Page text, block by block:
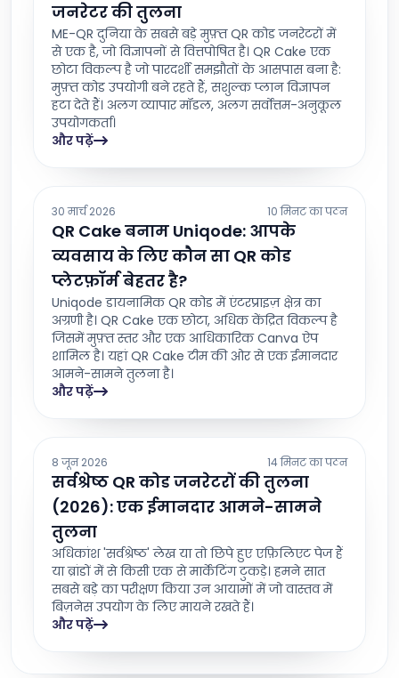
जनरेटर की तुलना
ME-QR दुनिया के सबसे बड़े मुफ़्त QR कोड जनरेटरों में
से एक है, जो विज्ञापनों से वित्तपोषित है। QR Cake एक
छोटा विकल्प है जो पारदर्शी समझौतों के आसपास बना है:
मुफ़्त कोड उपयोगी बने रहते हैं, सशुल्क प्लान विज्ञापन
हटा देते हैं। अलग व्यापार मॉडल, अलग सर्वोत्तम-अनुकूल
उपयोगकर्ता।
और पढ़ें
30 मार्च 2026 10 मिनट का पठन
QR Cake बनाम Uniqode: आपके
व्यवसाय के लिए कौन सा QR कोड
प्लेटफ़ॉर्म बेहतर है?
Uniqode डायनामिक QR कोड में एंटरप्राइज़ क्षेत्र का
अग्रणी है। QR Cake एक छोटा, अधिक केंद्रित विकल्प है
जिसमें मुफ़्त स्तर और एक आधिकारिक Canva ऐप
शामिल है। यहां QR Cake टीम की ओर से एक ईमानदार
आमने-सामने तुलना है।
और पढ़ें
8 जून 2026 14 मिनट का पठन
सर्वश्रेष्ठ QR कोड जनरेटरों की तुलना
(2026): एक ईमानदार आमने-सामने
तुलना
अधिकांश 'सर्वश्रेष्ठ' लेख या तो छिपे हुए एफ़िलिएट पेज हैं
या ब्रांडों में से किसी एक से मार्केटिंग टुकड़े। हमने सात
सबसे बड़े का परीक्षण किया उन आयामों में जो वास्तव में
बिज़नेस उपयोग के लिए मायने रखते हैं।
और पढ़ें